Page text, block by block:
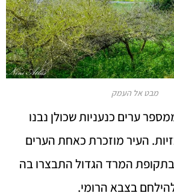
מבט אל העמק
ערים כנעניות שכולן נבנו
העיר מוזכרת כאחת הערים
בתקופת המרד הגדול התבצרו בה
בצבא הרומי.